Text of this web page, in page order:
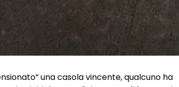
una casola vincente, qualcuno ha